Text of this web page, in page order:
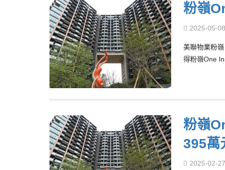
粉嶺
2025-05-08
美聯物業粉
得粉嶺One
粉嶺
395萬
2025-02-27